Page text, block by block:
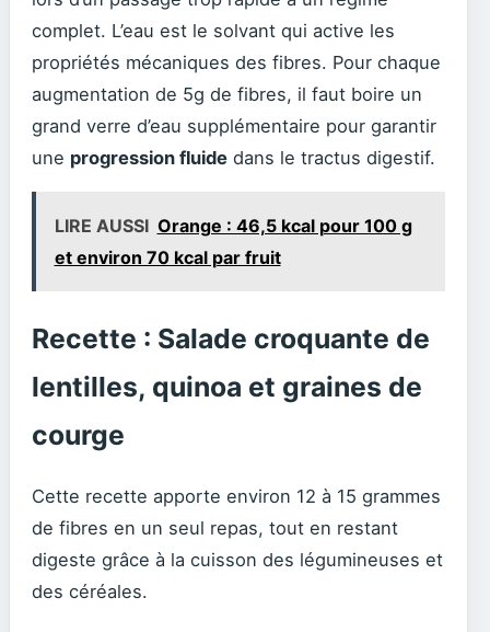
complet. L’eau est le solvant qui active les
propriétés mécaniques des fibres. Pour chaque
augmentation de 5g de fibres, il faut boire un
grand verre d’eau supplémentaire pour garantir
une progression fluide dans le tractus digestif.
LIRE AUSSI Orange : 46,5 kcal pour 100 g
et environ 70 kcal par fruit
Recette : Salade croquante de
lentilles, quinoa et graines de
courge
Cette recette apporte environ 12 à 15 grammes
de fibres en un seul repas, tout en restant
digeste grâce à la cuisson des légumineuses et
des céréales.